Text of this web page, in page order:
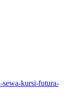
sewa-kursi-futura-